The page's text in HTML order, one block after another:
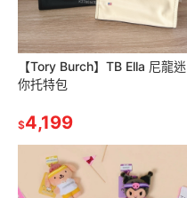
【Tory Burch】TB Ella 尼龍迷
你托特包
$4,199